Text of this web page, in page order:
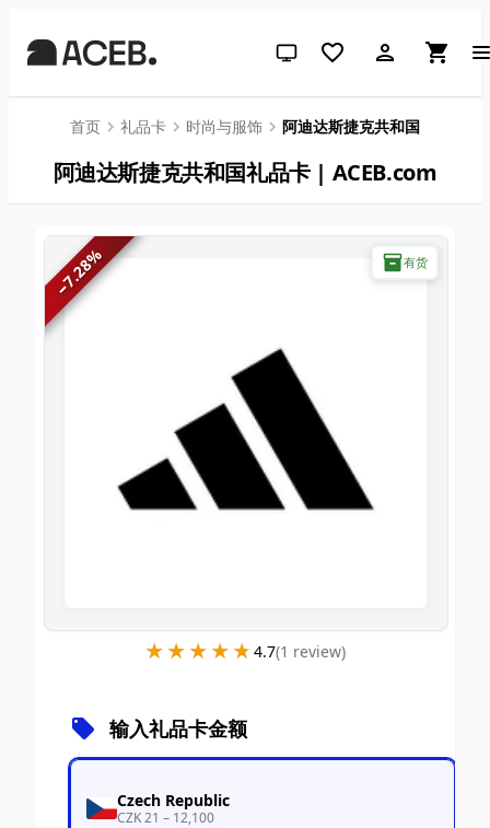
跟随系统（点击切换到浅色）
首页 礼品卡 时尚与服饰 阿迪达斯捷克共和国
阿迪达斯捷克共和国礼品卡 | ACEB.com
有货
−
7.28
%
★★★★★
★★★★★ 4.7(1 review)
输入礼品卡金额
Czech Republic
CZK 21 – 12,100